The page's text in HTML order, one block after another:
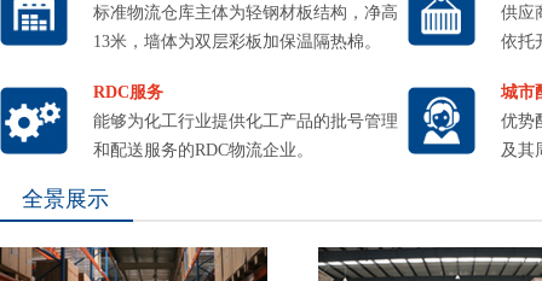
标准物流仓库主体为轻钢材板结构，净高
13米，墙体为双层彩板加保温隔热棉。
供应
依托
RDC服务
能够为化工行业提供化工产品的批号管理
和配送服务的RDC物流企业。
城市
优势
及其
全景展示